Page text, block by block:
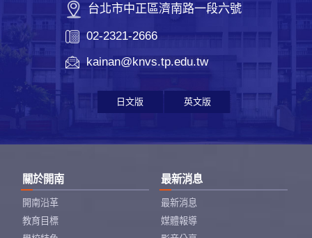
台北市中正區濟南路一段六號
02-2321-2666
kainan@knvs.tp.edu.tw
日文版 英文版
關於開南
開南沿革
教育目標
最新消息
最新消息
媒體報導